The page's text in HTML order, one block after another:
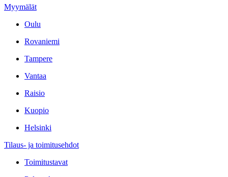
Myymälät
Oulu
Rovaniemi
Tampere
Vantaa
Raisio
Kuopio
Helsinki
Tilaus- ja toimitusehdot
Toimitustavat